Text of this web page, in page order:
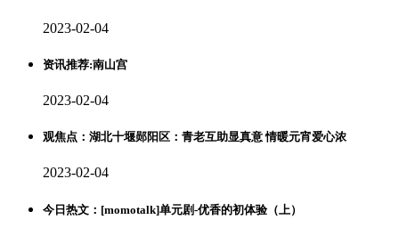
2023-02-04
资讯推荐:南山宫
2023-02-04
观焦点：湖北十堰郧阳区：青老互助显真意 情暖元宵爱心浓
2023-02-04
今日热文：[momotalk]单元剧-优香的初体验（上）